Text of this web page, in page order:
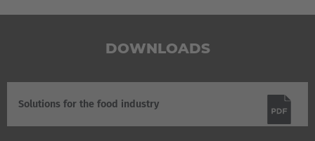
DOWNLOADS
Solutions for the food industry